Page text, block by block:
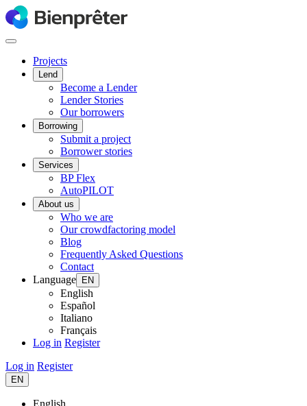
Projects
Lend
Become a Lender
Lender Stories
Our borrowers
Borrowing
Submit a project
Borrower stories
Services
BP Flex
AutoPILOT
About us
Who we are
Our crowdfactoring model
Blog
Frequently Asked Questions
Contact
Language
EN
English
Español
Italiano
Français
Log in Register
Log in Register
EN
English